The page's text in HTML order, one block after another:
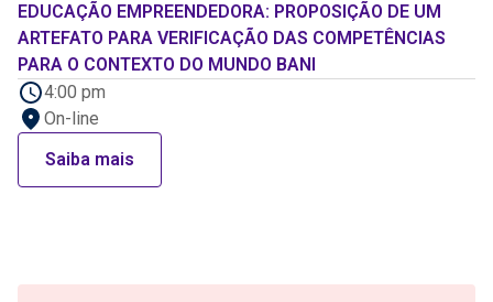
EDUCAÇÃO EMPREENDEDORA: PROPOSIÇÃO DE UM
ARTEFATO PARA VERIFICAÇÃO DAS COMPETÊNCIAS
PARA O CONTEXTO DO MUNDO BANI
4:00 pm
On-line
Saiba mais